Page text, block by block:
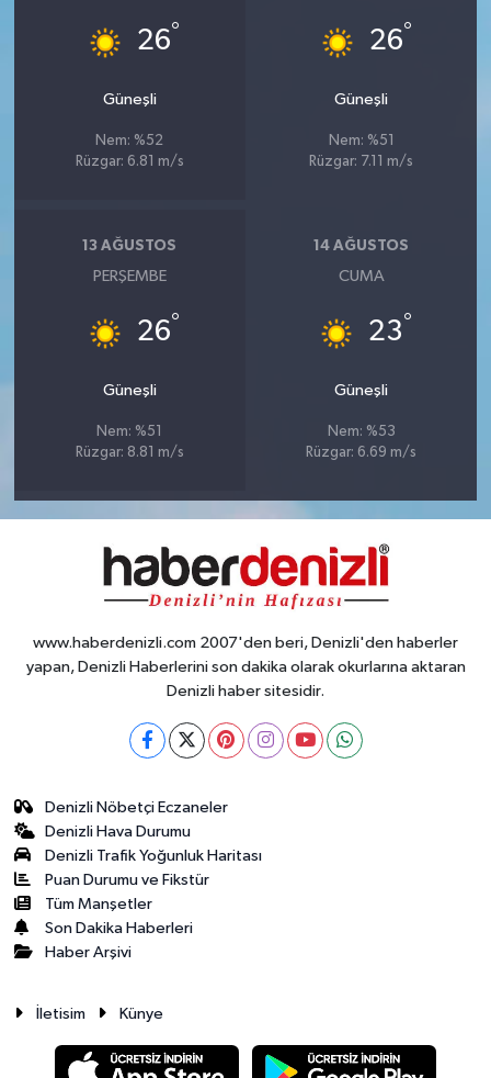
26°
Güneşli
Nem: %52
Rüzgar: 6.81 m/s
26°
Güneşli
Nem: %51
Rüzgar: 7.11 m/s
13 AĞUSTOS
PERŞEMBE
26°
Güneşli
Nem: %51
Rüzgar: 8.81 m/s
14 AĞUSTOS
CUMA
23°
Güneşli
Nem: %53
Rüzgar: 6.69 m/s
www.haberdenizli.com 2007'den beri, Denizli'den haberler
yapan, Denizli Haberlerini son dakika olarak okurlarına aktaran
Denizli haber sitesidir.
Denizli Nöbetçi Eczaneler
Denizli Hava Durumu
Denizli Trafik Yoğunluk Haritası
Puan Durumu ve Fikstür
Tüm Manşetler
Son Dakika Haberleri
Haber Arşivi
İletisim Künye